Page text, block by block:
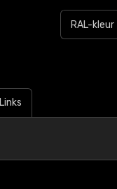
Links